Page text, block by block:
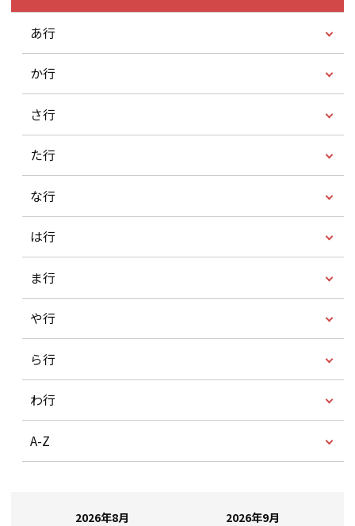
あ行
か行
さ行
た行
な行
は行
ま行
や行
ら行
わ行
A-Z
2026年8月 2026年9月